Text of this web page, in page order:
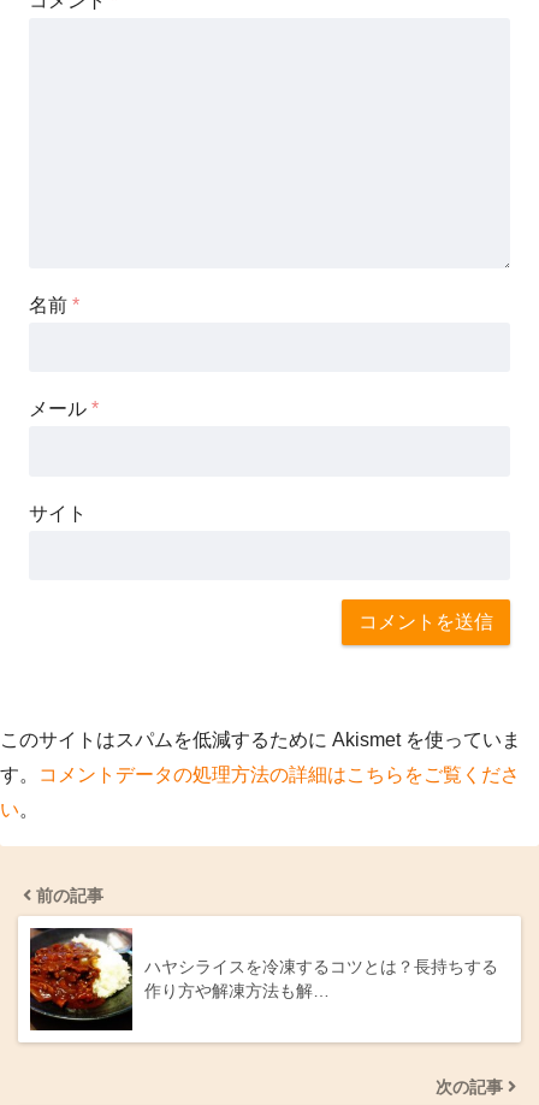
名前 *
メール *
サイト
このサイトはスパムを低減するために Akismet を使っていま
す。
コメントデータの処理方法の詳細はこちらをご覧くださ
い。
前の記事
ハヤシライスを冷凍するコツとは？長持ちする
作り方や解凍方法も解…
次の記事